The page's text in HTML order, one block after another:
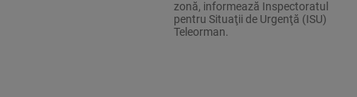
zonă, informează Inspectoratul
pentru Situaţii de Urgenţă (ISU)
Teleorman.